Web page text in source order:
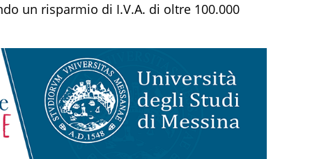
un risparmio di I.V.A. di oltre 100.000